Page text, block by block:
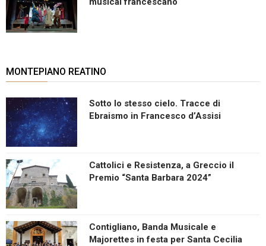
MONTEPIANO REATINO
Sotto lo stesso cielo. Tracce di
Ebraismo in Francesco d’Assisi
Cattolici e Resistenza, a Greccio il
Premio “Santa Barbara 2024”
Contigliano, Banda Musicale e
Majorettes in festa per Santa Cecilia